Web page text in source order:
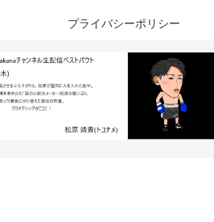
プライバシーポリシー